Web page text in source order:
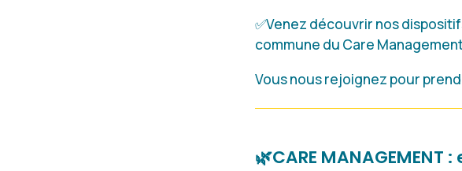
✅Venez découvrir nos
commune du Care
Vous nous rejoignez pour
🌿CARE